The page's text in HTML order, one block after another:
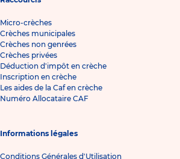
Micro-crèches
Crèches municipales
Crèches non genrées
Crèches privées
Déduction d'impôt en crèche
Inscription en crèche
Les aides de la Caf en crèche
Numéro Allocataire CAF
Informations légales
Conditions Générales d'Utilisation